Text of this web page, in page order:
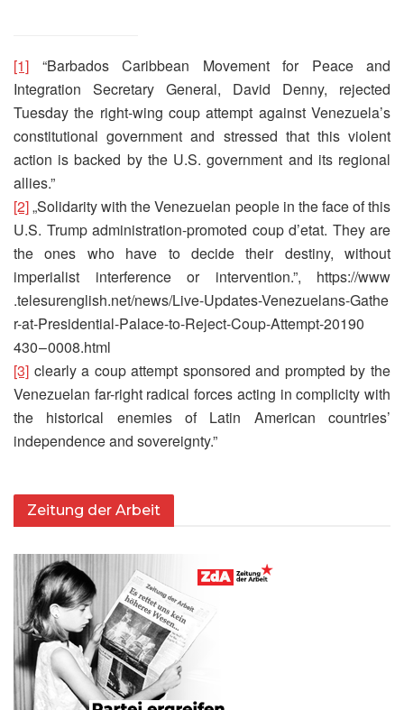
[1] “Barbados Caribbean Movement for Peace and
Integration Secretary General, David Denny, rejected
Tuesday the right-wing coup attempt against Venezuela’s
constitutional government and stressed that this violent
action is backed by the U.S. government and its regional
allies.”
[2]„Solidarity with the Venezuelan people in the face of this
U.S. Trump administration-promoted coup d’etat. They are
the ones who have to decide their destiny, without
imperialist interference or intervention.”, https://​www​
.telesurenglish​.net/​n​e​w​s​/​L​i​v​e​-​U​p​d​a​t​e​s​-​V​e​n​e​z​u​e​l​a​n​s​-​G​a​t​h​e​
r​-​a​t​-​P​r​e​s​i​d​e​n​t​i​a​l​-​P​a​l​a​c​e​-​t​o​-​R​e​j​e​c​t​-​C​o​u​p​-​A​t​t​e​m​p​t​-​2​0​1​9​0​
430 – 0008.html
[3] clearly a coup attempt sponsored and prompted by the
Venezuelan far-right radical forces acting in complicity with
the historical enemies of Latin American countries’
independence and sovereignty.”
Zeitung der Arbeit